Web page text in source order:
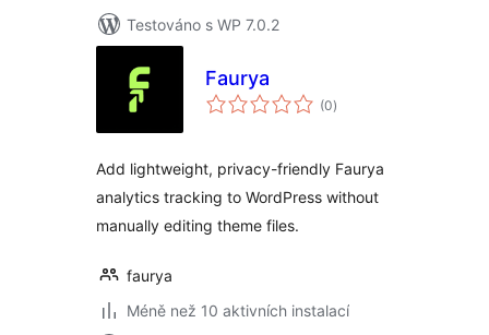
Testováno s WP 7.0.2
Faurya
(0celkové
hodnocení
)
Add lightweight, privacy-friendly Faurya
analytics tracking to WordPress without
manually editing theme files.
faurya
Méně než 10 aktivních instalací